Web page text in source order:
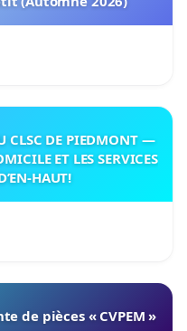
CLSC DE PIEDMONT —
ET LES SERVICES
HAUT!
de pièces « CVPEM »